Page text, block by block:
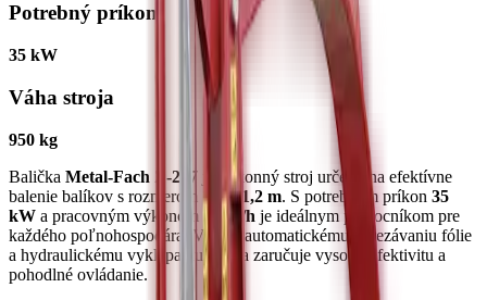
Potrebný príkon
35 kW
Váha stroja
950 kg
Balička Metal-Fach Z-237 je výkonný stroj určený na efektívne
balenie balíkov s rozmerom 1,2 x 1,2 m. S potrebným príkon 35
kW a pracovným výkonom 20 ks/h je ideálnym pomocníkom pre
každého poľnohospodára. Vďaka automatickému odrezávaniu fólie
a hydraulickému vyklápaniu balíka zaručuje vysokú efektivitu a
pohodlné ovládanie.